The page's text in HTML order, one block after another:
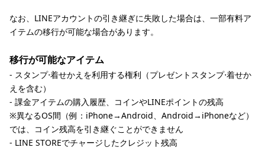
なお、LINEアカウントの引き継ぎに失敗した場合は、一部有料ア
イテムの移行が可能な場合があります。
移行が可能なアイテム
- スタンプ⋅着せかえを利用する権利（プレゼントスタンプ⋅着せか
えを含む）
- 課金アイテムの購入履歴、コインやLINEポイントの残高
※異なるOS間（例：iPhone→Android、Android→iPhoneなど）
では、コイン残高を引き継ぐことができません
- LINE STOREでチャージしたクレジット残高